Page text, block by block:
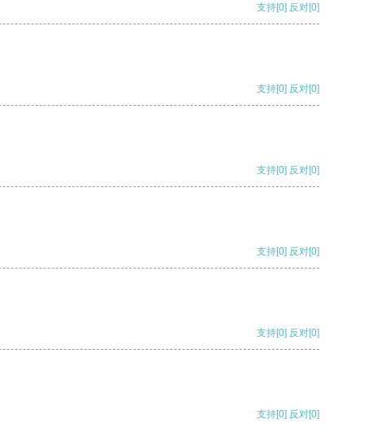
支持[0] 反对[0]
支持[0] 反对[0]
支持[0] 反对[0]
支持[0] 反对[0]
支持[0] 反对[0]
支持[0] 反对[0]